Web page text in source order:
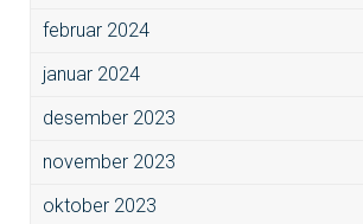
februar 2024
januar 2024
desember 2023
november 2023
oktober 2023